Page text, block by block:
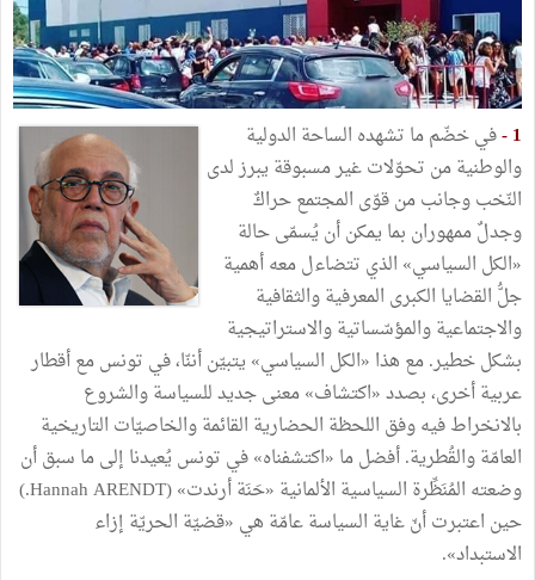
1 - في خضّم ما تشهده الساحة الدولية
والوطنية من تحوّلات غير مسبوقة يبرز لدى
النّخب وجانب من قوّى المجتمع حراكٌ
وجدلٌ ممهوران بما يمكن أن يُسمّى حالة
«الكل السياسي» الذي تتضاءل معه أهمية
جلُّ القضايا الكبرى المعرفية والثقافية
والاجتماعية والمؤسّساتية والاستراتيجية
بشكل خطير. مع هذا «الكل السياسي» يتبيّن أننّا، في تونس مع أقطار
عربية أخرى، بصدد «اكتشاف» معنى جديد للسياسة والشروع
بالانخراط فيه وفق اللحظة الحضارية القائمة والخاصيّات التاريخية
العامّة والقُطرية. أفضل ما «اكتشفناه» في تونس يُعيدنا إلى ما سبق أن
وضعته المُنَظِّرة السياسية الألمانية «حَنَة أرندت» (Hannah ARENDT.)
حين اعتبرت أنّ غاية السياسة عامّة هي «قضيّة الحريّة إزاء
الاستبداد».